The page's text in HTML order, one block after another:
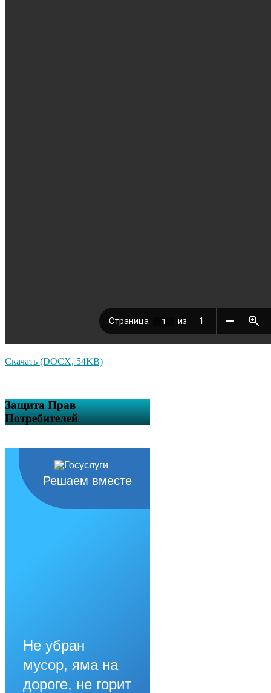
Скачать (DOCX, 54KB)
Защита Прав
Потребителей
Решаем вместе
Не убран
мусор, яма на
дороге, не горит